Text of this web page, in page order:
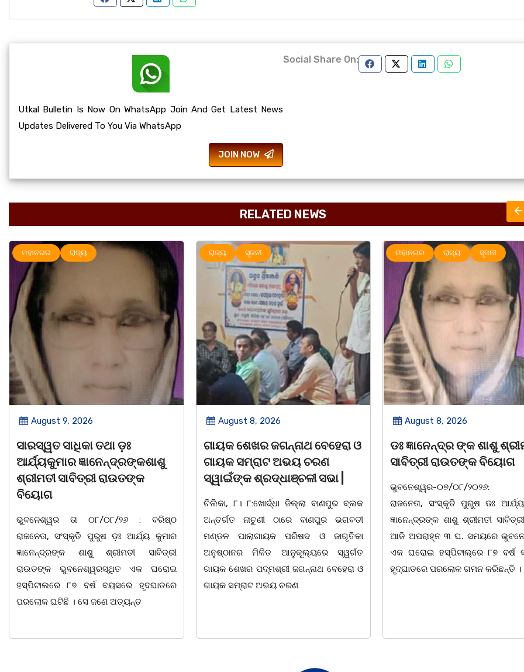
Utkal Bulletin Is Now On WhatsApp Join And Get Latest News
Updates Delivered To You Via WhatsApp
JOIN NOW
Social Share On:
RELATED NEWS
ରାଜ୍ୟ ସୃଜନୀ
August 8, 2026
ଗାୟକ ଶେଖର ଜଗନ୍ନାଥ ବେହେରା ଓ
ଗାୟକ ସମ୍ରାଟ ଅଭୟ ଚରଣ
ସ୍ୱାଇଁଙ୍କ ଶ୍ରଦ୍ଧାଞ୍ଚଳୀ ସଭା |
ଚିଲିକା, ୮। ୮:ଖୋର୍ଦ୍ଧା ଜିଲ୍ଲା ବାଣପୁର ବ୍ଲକ
ଅନ୍ତର୍ଗତ ନାଚୁଣୀ ଠାରେ ବାଣପୁର ଭଗବତୀ
ମଣ୍ଡଳ ପାଲାଗାୟକ ପରିଷଦ ଓ ଜାଗୃତିକା
ଅନୁଷ୍ଠାନର ମିଳିତ ଆନୁକୂଲ୍ୟରେ ସ୍ୱର୍ଗତ
ଗାୟକ ଶେଖର ପଦ୍ମଶ୍ରୀ ଜଗନ୍ନାଥ ବେହେରା ଓ
ଗାୟକ ସମ୍ରାଟ ଅଭୟ ଚରଣ
ମହାନଗର ରାଜ୍ୟ
August 8, 2026
ଡଃ ଜ୍ଞାନେନ୍ଦ୍ର ଙ୍କ ଶାଶୁ ଶ୍ରୀମତୀ
ସାବିତ୍ରୀ ରାଉତଙ୍କ ବିୟୋଗ
ଭୁବନେଶ୍ୱର-୦୭/୦୮/୨୦୨୬: ବରିଷ୍ଠ
ରାଜନେତା, ସଂସ୍କୃତି ପୁରୁଷ ଡଃ ଆର୍ଯ୍ୟ କୁମାର
ଜ୍ଞାନେନ୍ଦ୍ରଙ୍କ ଶାଶୁ ଶ୍ରୀମତୀ ସାବିତ୍ରୀ ରାଉତ
ଆଜି ଅପରାହ୍ନ ୩ ଘ. ସମୟରେ ଭୁବନେଶ୍ୱରର
ଏକ ଘରୋଇ ହସ୍ପିଟାଲ୍ରେ ୮୭ ବର୍ଷ ବୟସରେ
ହୃଦ୍ଘାତରେ ପରଲୋକ ଗମନ କରିଛନ୍ତି ।
ମହାନଗର ରାଜ୍ୟ
August 8, 2026
ବନ୍ୟା ବିପନ୍ନଙ୍କୁ ଶୁଖିଲା
ବଣ୍ଟନ
07/08/26 ବନ୍ୟା ବିପନ୍ନଙ୍କ
ଦଶରଥପୁର ଯୁବ କଂଗ୍ରେସ
ସାମଗ୍ରୀ ବଣ୍ଟନ କରାଯାଇଥିବା
ବ୍ଲକସ୍ଥ କସପା, ତରପଦା,
ନିଜାମପୁର, ଦୁଦୁରାଅଣ୍ଟା, କମାରଡିହ,
ପଞ୍ଚାୟତରେ ପ୍ରାୟ ୧୫ ଶହ